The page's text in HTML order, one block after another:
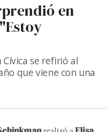
en
se refirió al
que viene con una